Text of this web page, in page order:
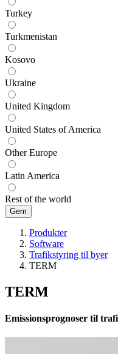
Turkey
Turkmenistan
Kosovo
Ukraine
United Kingdom
United States of America
Other Europe
Latin America
Rest of the world
Produkter
Software
Trafikstyring til byer
TERM
TERM
Emissionsprognoser til